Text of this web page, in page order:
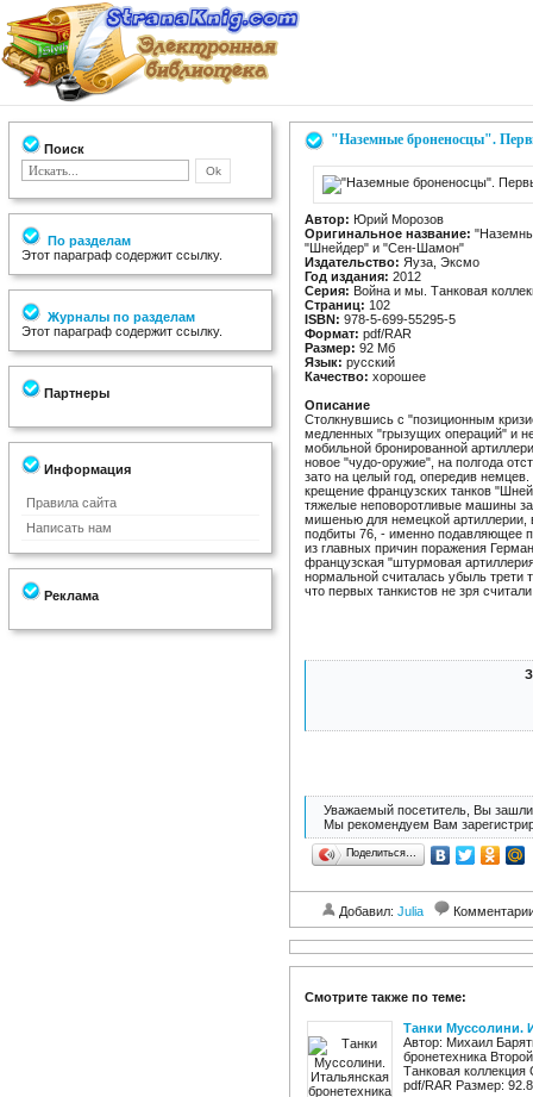
Поиск
По разделам
Этот параграф содержит ссылку.
Журналы по разделам
Этот параграф содержит ссылку.
Партнеры
Информация
Правила сайта
Написать нам
Реклама
"Наземные броненосцы".
Автор: Юрий Морозов
Оригинальное название:
"Шнейдер" и "Сен-Шамон"
Издательство: Яуза, Эксмо
Год издания: 2012
Серия: Война и мы. Танковая
Страниц: 102
ISBN: 978-5-699-55295-5
Формат: pdf/RAR
Размер: 92 Мб
Язык: русский
Качество: хорошее
Описание
Столкнувшись с "позиционным
медленных "грызущих операций" и
мобильной бронированной
новое "чудо-оружие", на полгода
зато на целый год, опередив
крещение французских танков
тяжелые неповоротливые машины
мишенью для немецкой артиллерии,
подбиты 76, - именно подавляющее
из главных причин поражения
французская "штурмовая
нормальной считалась убыль трети
что первых танкистов не зря
Уважаемый посетитель, Вы зашли
Мы рекомендуем Вам
Поделиться…
Добавил: Julia
Смотрите также по теме:
Танки Муссолини.
Автор: Михаил
бронетехника
Танковая
pdf/RAR Размер: